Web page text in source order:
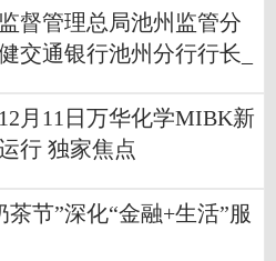
督管理总局池州监管分
交通银行池州分行行长_
月11日万华化学MIBK新
行 独家焦点
节”深化“金融+生活”服